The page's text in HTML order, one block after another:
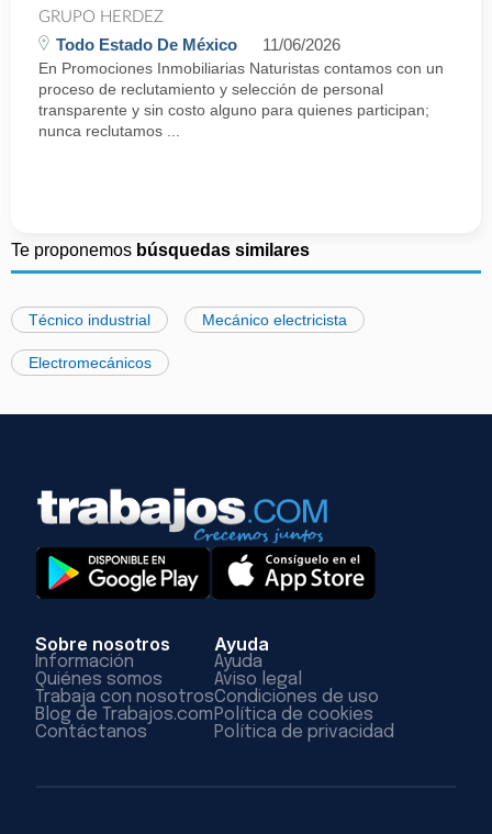
GRUPO HERDEZ
Todo Estado De México 11/06/2026
En Promociones Inmobiliarias Naturistas contamos con un
proceso de reclutamiento y selección de personal
transparente y sin costo alguno para quienes participan;
nunca reclutamos ...
Te proponemos búsquedas similares
Técnico industrial Mecánico electricista
Electromecánicos
Sobre nosotros
Información
Quiénes somos
Trabaja con nosotros
Blog de Trabajos.com
Contáctanos
Ayuda
Ayuda
Aviso legal
Condiciones de uso
Política de cookies
Política de privacidad